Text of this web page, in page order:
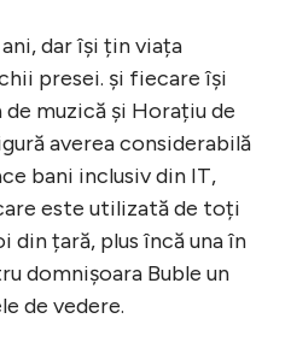
dar își țin viața
presei. și fiecare își
de muzică și Horațiu de
averea considerabilă
bani inclusiv din IT,
este utilizată de toți
din țară, plus încă una în
domnișoara Buble un
de vedere.